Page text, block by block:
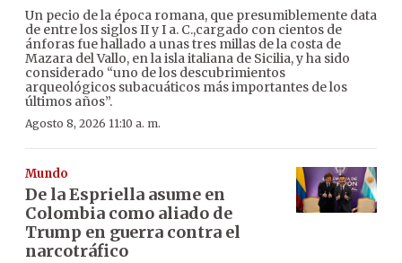
Un pecio de la época romana, que presumiblemente data
de entre los siglos II y I a. C.,cargado con cientos de
ánforas fue hallado a unas tres millas de la costa de
Mazara del Vallo, en la isla italiana de Sicilia, y ha sido
considerado “uno de los descubrimientos
arqueológicos subacuáticos más importantes de los
últimos años”.
Agosto 8, 2026 11:10 a. m.
Mundo
De la Espriella asume en
Colombia como aliado de
Trump en guerra contra el
narcotráfico